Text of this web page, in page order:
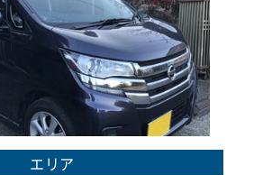
エリア